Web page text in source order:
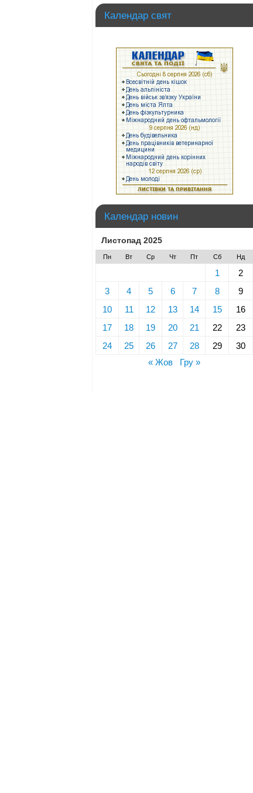
Календар свят
Календар новин
Листопад 2025
Пн Вт Ср Чт Пт Сб Нд
1
2
3
4 5 6 7 8
9
10
11 12 13 14 15
16
17
18 19 20 21 22
23
24
25 26 27 28 29
30
« Жов
Гру »